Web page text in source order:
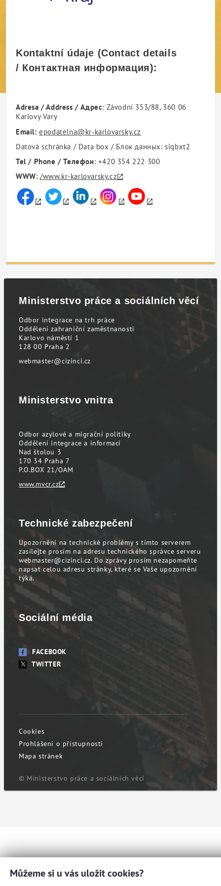
Kontaktní údaje (Contact details
/ Контактная информация):
Adresa / Address / Адрес: Závodní 353/88, 360 06
Karlovy Vary
Email:epodatelna@kr-karlovarsky.cz
Datová schránka / Data box / Блок данных: siqbxt2
Tel / Phone / Телефон: +420 354 222 300
WWW:/www.kr-karlovarsky.cz
Ministerstvo práce a sociálních věcí
Odbor integrace na trh práce
Oddělení zahraniční zaměstnanosti
Karlovo náměstí 1
128 00 Praha 2
webmaster@cizinci.cz
Ministerstvo vnitra
Odbor azylové a migrační politiky
Oddělení integrace a informací
Nad štolou 3
170 34 Praha 7
P.O.BOX 21/OAM
www.mvcr.cz
Technické zabezpečení
Upozornění na technické problémy s tímto serverem
zasílejte prosím na adresu technického správce serveru
webmaster@cizinci.cz. Do zprávy prosím nezapomeňte
napsat celou adresu stránky, které se Vaše upozornění
týká.
Sociální média
FACEBOOK
TWITTER
Cookies
Prohlášení o přístupnosti
Mapa stránek
© Ministerstvo práce a sociálních věcí
Můžeme si u vás uložit cookies?